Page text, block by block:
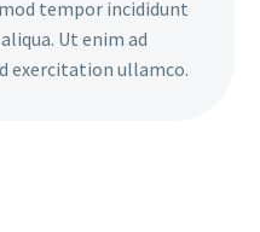
tempor incididunt
Ut enim ad
exercitation ullamco.